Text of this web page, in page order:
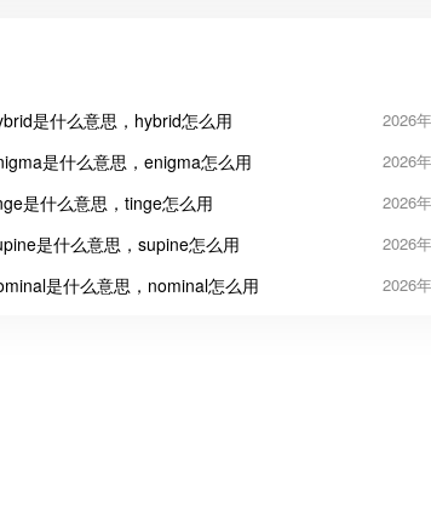
是什么意思，hybrid怎么用 2026
是什么意思，enigma怎么用 2026
是什么意思，tinge怎么用 2026
是什么意思，supine怎么用 2026
是什么意思，nominal怎么用 2026